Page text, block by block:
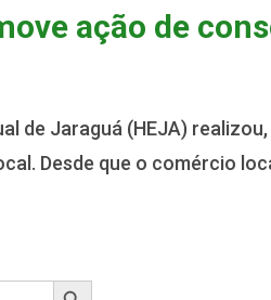
ação de
de Jaraguá (HEJA)
Desde que o comércio
Search Button